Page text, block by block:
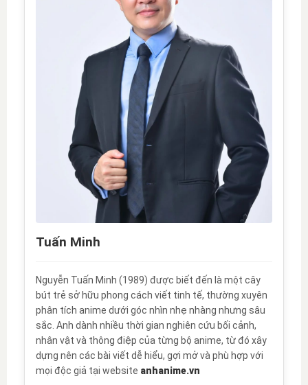
Tuấn Minh
Nguyễn Tuấn Minh (1989) được biết đến là một cây
bút trẻ sở hữu phong cách viết tinh tế, thường xuyên
phân tích anime dưới góc nhìn nhẹ nhàng nhưng sâu
sắc. Anh dành nhiều thời gian nghiên cứu bối cảnh,
nhân vật và thông điệp của từng bộ anime, từ đó xây
dựng nên các bài viết dễ hiểu, gợi mở và phù hợp với
mọi độc giả tại website anhanime.vn